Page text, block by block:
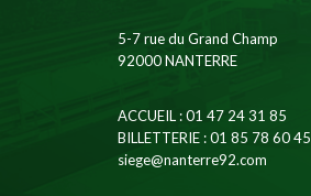
5-7 rue du Grand Champ
92000 NANTERRE
ACCUEIL: 01 47 24 31 85
BILLETTERIE: 01 85 78 60 45
siege@nanterre92.com